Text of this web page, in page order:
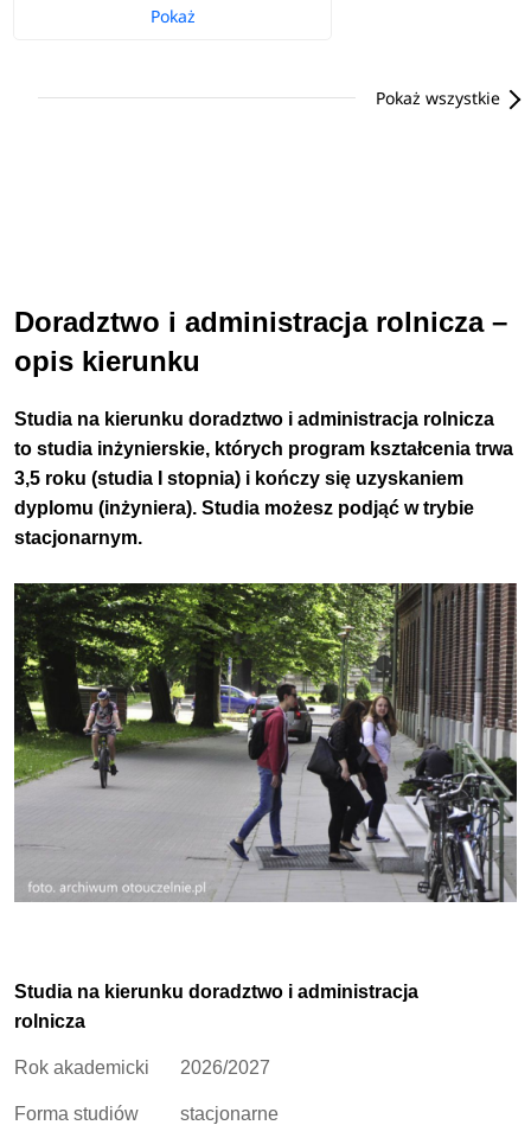
Pokaż
Pokaż wszystkie
Doradztwo i administracja rolnicza –
opis kierunku
Studia na kierunku doradztwo i administracja rolnicza
to studia inżynierskie, których program kształcenia trwa
3,5 roku (studia I stopnia) i kończy się uzyskaniem
dyplomu (inżyniera). Studia możesz podjąć w trybie
stacjonarnym.
Studia na kierunku doradztwo i administracja
rolnicza
Rok akademicki 2026/2027
Forma studiów stacjonarne